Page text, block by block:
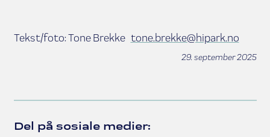
Tekst/foto: Tone Brekke tone.brekke@hipark.no
29. september 2025
Del på sosiale medier: